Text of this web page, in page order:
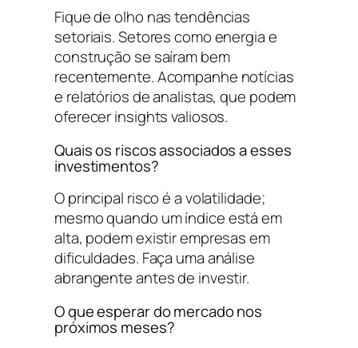
Fique de olho nas tendências
setoriais. Setores como energia e
construção se saíram bem
recentemente. Acompanhe notícias
e relatórios de analistas, que podem
oferecer insights valiosos.
Quais os riscos associados a esses
investimentos?
O principal risco é a volatilidade;
mesmo quando um índice está em
alta, podem existir empresas em
dificuldades. Faça uma análise
abrangente antes de investir.
O que esperar do mercado nos
próximos meses?